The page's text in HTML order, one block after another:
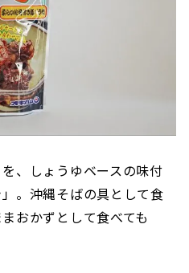
、しょうゆベースの味付
。沖縄そばの具として食
おかずとして食べても